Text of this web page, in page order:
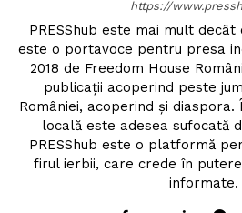
https://
PRESShub este mai mult
este o portavoce pentru presa
2018 de Freedom House
publicații acoperind peste
României, acoperind și
locală este adesea sufocată
PRESShub este o platformă
firul ierbii, care crede în
informate.